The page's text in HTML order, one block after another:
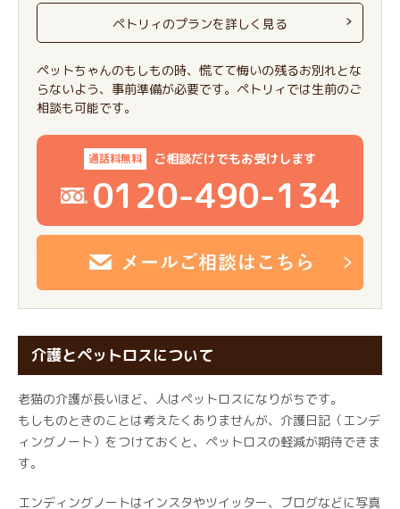
ペットちゃんのもしもの時、慌てて悔いの残るお別れとな
らないよう、事前準備が必要です。ペトリィでは生前のご
相談も可能です。
ペトリィのプランを詳しく見る
通話料無料 ご相談だけでもお受けします
0120-490-134
介護とペットロスについて
老猫の介護が長いほど、人はペットロスになりがちです。
もしものときのことは考えたくありませんが、介護日記（エンデ
ィングノート）をつけておくと、ペットロスの軽減が期待できま
す。
エンディングノートはインスタやツイッター、ブログなどに写真